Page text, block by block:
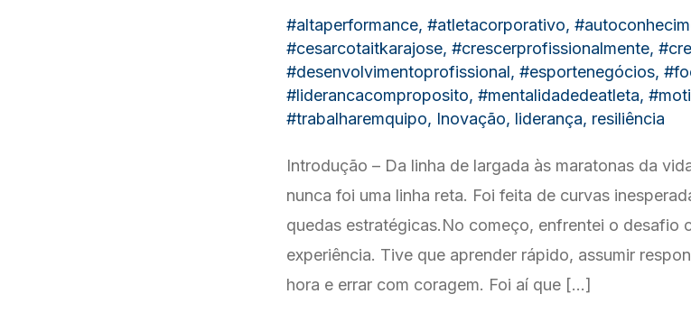
#altaperformance, #atletacorporativo,
#cesarcotaitkarajose, #crescerprofissionalmente,
#desenvolvimentoprofissional, #esportenegócios,
#liderancacomproposito, #mentalidadedeatleta,
#trabalharemquipo, Inovação, liderança, resiliência
Introdução – Da linha de largada às maratonas da
nunca foi uma linha reta. Foi feita de curvas
quedas estratégicas.No começo, enfrentei o desafio
experiência. Tive que aprender rápido, assumir
hora e errar com coragem. Foi aí que […]